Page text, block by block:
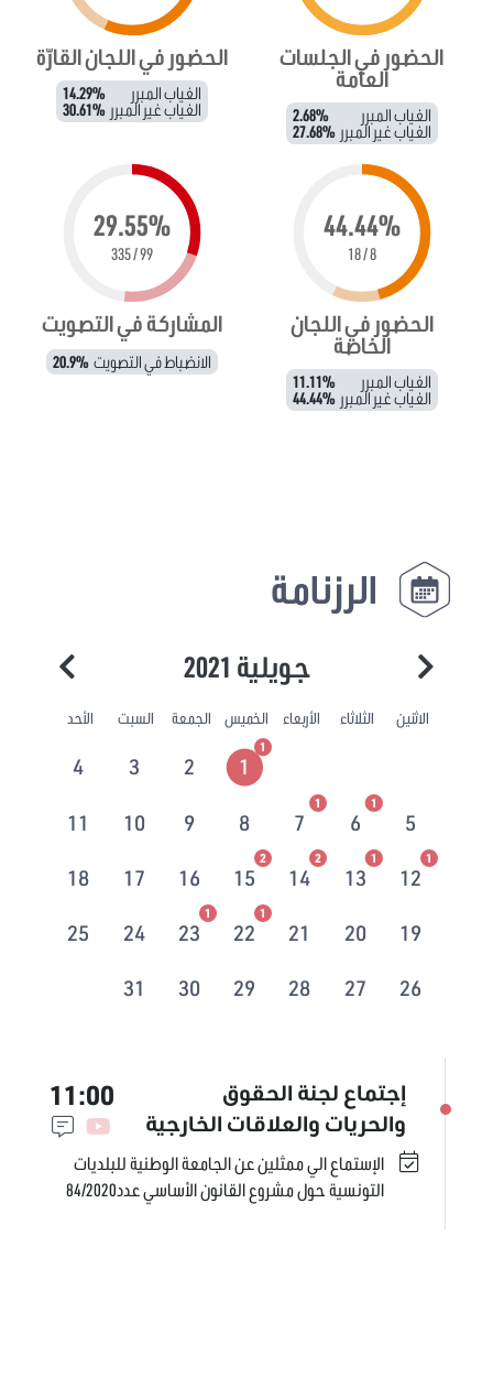
الحضور في الجلسات
العامة
الغياب المبرر 2.68%
الغياب غير المبرر 27.68%
الحضور في اللجان القارّة
الغياب المبرر 14.29%
الغياب غير المبرر 30.61%
44.44%
8 / 18
الحضور في اللجان
الخاصة
الغياب المبرر 11.11%
الغياب غير المبرر 44.44%
29.55%
99 / 335
المشاركة في التصويت
الانضباط في التصويت 20.9%
الرزنامة
جويلية 2021
الاثنين الثلاثاء الأربعاء الخميس الجمعة السبت الأحد
1
1
2
3
4
5
6
1
7
1
8
9
10
11
12
1
13
1
14
2
15
2
16
17
18
19
20
21
22
1
23
1
24
25
26
27
28
29
30
31
إجتماع لجنة الحقوق
والحريات والعلاقات الخارجية
11:00
الإستماع الي ممثلين عن الجامعة الوطنية للبلديات
التونسية حول مشروع القانون الأساسي عدد84/2020